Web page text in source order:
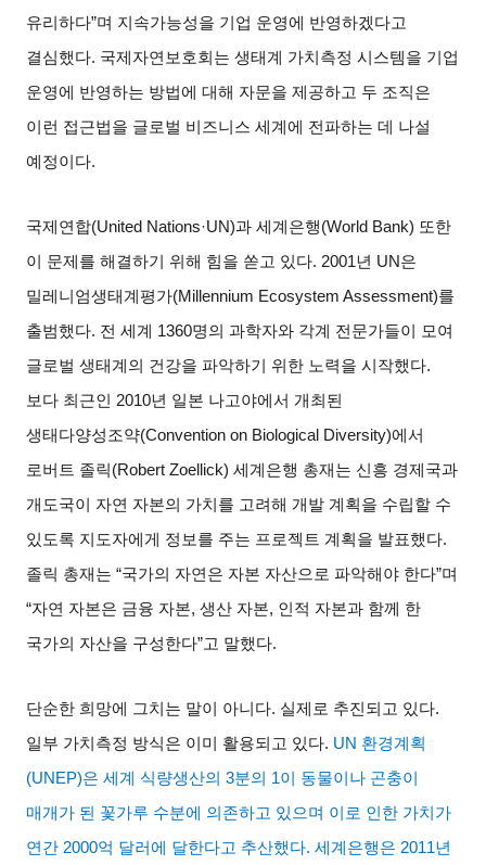
유리하다”며 지속가능성을 기업 운영에 반영하겠다고
결심했다. 국제자연보호회는 생태계 가치측정 시스템을 기업
운영에 반영하는 방법에 대해 자문을 제공하고 두 조직은
이런 접근법을 글로벌 비즈니스 세계에 전파하는 데 나설
예정이다.
국제연합(United Nations·UN)과 세계은행(World Bank) 또한
이 문제를 해결하기 위해 힘을 쏟고 있다. 2001년 UN은
밀레니엄생태계평가(Millennium Ecosystem Assessment)를
출범했다. 전 세계 1360명의 과학자와 각계 전문가들이 모여
글로벌 생태계의 건강을 파악하기 위한 노력을 시작했다.
보다 최근인
2010년 일본 나고야에서 개최된
생태다양성조약(Convention on Biological Diversity)에서
로버트 졸릭(Robert Zoellick)세계은행 총재는 신흥 경제국과
개도국이 자연 자본의 가치를 고려해 개발 계획을 수립할 수
있도록 지도자에게 정보를 주는 프로젝트 계획을 발표했다.
졸릭 총재는 “국가의 자연은 자본 자산으로 파악해야 한다”며
“자연 자본은 금융 자본,생산 자본, 인적 자본과 함께 한
국가의 자산을 구성한다”고 말했다.
단순한 희망에 그치는 말이 아니다. 실제로 추진되고 있다.
일부 가치측정 방식은 이미 활용되고 있다. UN 환경계획
(UNEP)은 세계 식량생산의 3분의 1이 동물이나 곤충이
매개가 된 꽃가루 수분에 의존하고 있으며 이로 인한 가치가
연간 2000억 달러에 달한다고 추산했다.세계은행은 2011년